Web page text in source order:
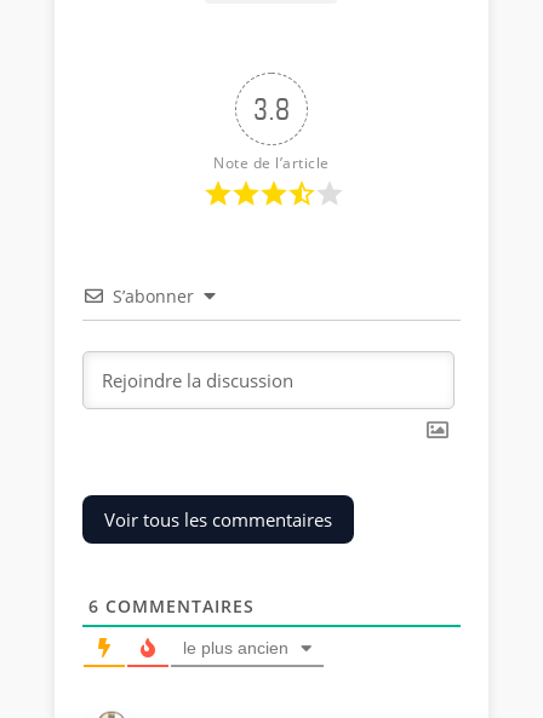
3.8
Note de l’article
S’abonner
Voir tous les commentaires
6 COMMENTAIRES
le plus ancien